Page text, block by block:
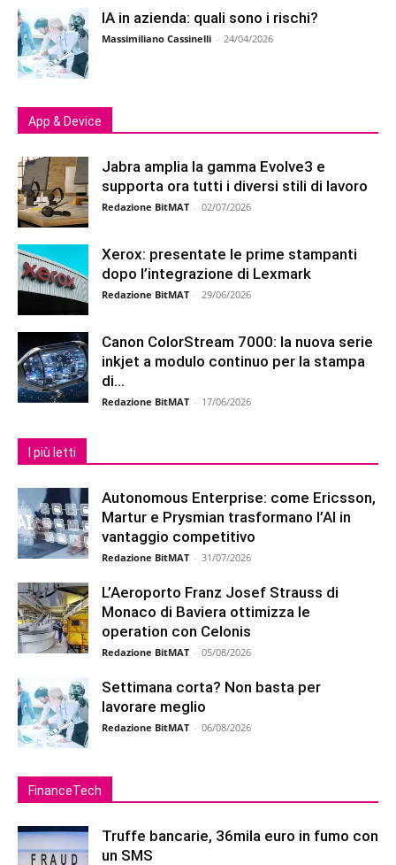
IA in azienda: quali sono i rischi?
Massimiliano Cassinelli - 24/04/2026
App & Device
Jabra amplia la gamma Evolve3 e
supporta ora tutti i diversi stili di lavoro
Redazione BitMAT - 02/07/2026
Xerox: presentate le prime stampanti
dopo l’integrazione di Lexmark
Redazione BitMAT - 29/06/2026
Canon ColorStream 7000: la nuova serie
inkjet a modulo continuo per la stampa
di...
Redazione BitMAT - 17/06/2026
I più letti
Autonomous Enterprise: come Ericsson,
Martur e Prysmian trasformano l’AI in
vantaggio competitivo
Redazione BitMAT - 31/07/2026
L’Aeroporto Franz Josef Strauss di
Monaco di Baviera ottimizza le
operation con Celonis
Redazione BitMAT - 05/08/2026
Settimana corta? Non basta per
lavorare meglio
Redazione BitMAT - 06/08/2026
FinanceTech
Truffe bancarie, 36mila euro in fumo con
un SMS